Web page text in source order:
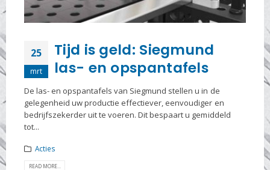
25
mrt
Tijd is geld: Siegmund
las- en opspantafels
De las- en opspantafels van Siegmund stellen u in de
gelegenheid uw productie effectiever, eenvoudiger en
bedrijfszekerder uit te voeren. Dit bespaart u gemiddeld
tot...
Acties
READ MORE...